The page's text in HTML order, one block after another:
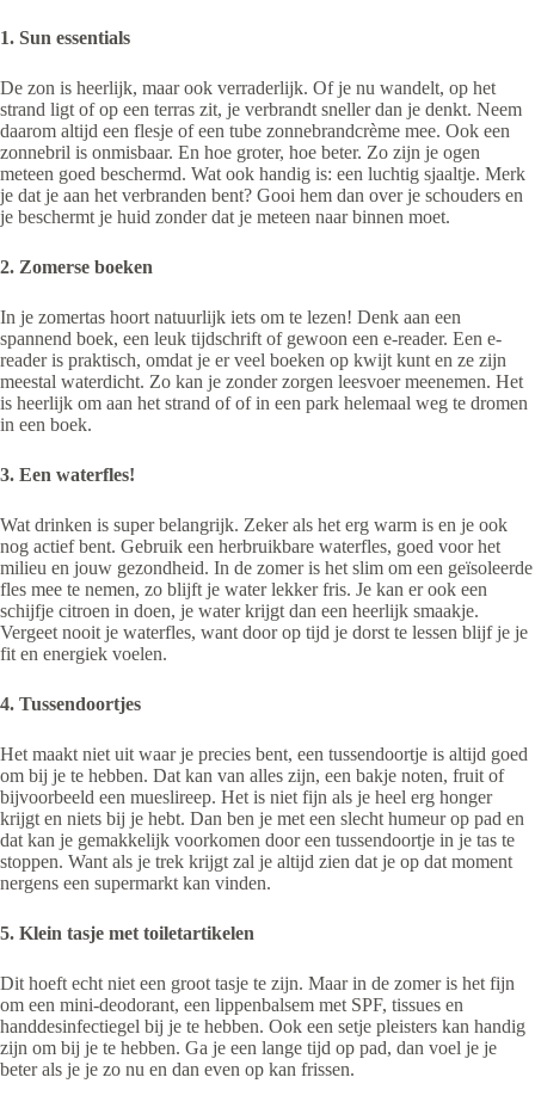
1. Sun essentials
De zon is heerlijk, maar ook verraderlijk. Of je nu wandelt, op het
strand ligt of op een terras zit, je verbrandt sneller dan je denkt. Neem
daarom altijd een flesje of een tube zonnebrandcrème mee. Ook een
zonnebril is onmisbaar. En hoe groter, hoe beter. Zo zijn je ogen
meteen goed beschermd. Wat ook handig is: een luchtig sjaaltje. Merk
je dat je aan het verbranden bent? Gooi hem dan over je schouders en
je beschermt je huid zonder dat je meteen naar binnen moet.
2. Zomerse boeken
In je zomertas hoort natuurlijk iets om te lezen! Denk aan een
spannend boek, een leuk tijdschrift of gewoon een e-reader. Een e-
reader is praktisch, omdat je er veel boeken op kwijt kunt en ze zijn
meestal waterdicht. Zo kan je zonder zorgen leesvoer meenemen. Het
is heerlijk om aan het strand of of in een park helemaal weg te dromen
in een boek.
3. Een waterfles!
Wat drinken is super belangrijk. Zeker als het erg warm is en je ook
nog actief bent. Gebruik een herbruikbare waterfles, goed voor het
milieu en jouw gezondheid. In de zomer is het slim om een geïsoleerde
fles mee te nemen, zo blijft je water lekker fris. Je kan er ook een
schijfje citroen in doen, je water krijgt dan een heerlijk smaakje.
Vergeet nooit je waterfles, want door op tijd je dorst te lessen blijf je je
fit en energiek voelen.
4. Tussendoortjes
Het maakt niet uit waar je precies bent, een tussendoortje is altijd goed
om bij je te hebben. Dat kan van alles zijn, een bakje noten, fruit of
bijvoorbeeld een mueslireep. Het is niet fijn als je heel erg honger
krijgt en niets bij je hebt. Dan ben je met een slecht humeur op pad en
dat kan je gemakkelijk voorkomen door een tussendoortje in je tas te
stoppen. Want als je trek krijgt zal je altijd zien dat je op dat moment
nergens een supermarkt kan vinden.
5. Klein tasje met toiletartikelen
Dit hoeft echt niet een groot tasje te zijn. Maar in de zomer is het fijn
om een mini-deodorant, een lippenbalsem met SPF, tissues en
handdesinfectiegel bij je te hebben. Ook een setje pleisters kan handig
zijn om bij je te hebben. Ga je een lange tijd op pad, dan voel je je
beter als je je zo nu en dan even op kan frissen.